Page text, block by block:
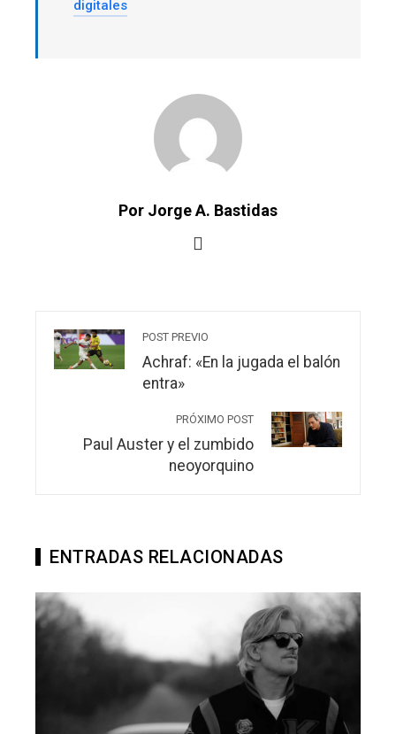
digitales
Por Jorge A. Bastidas
POST PREVIO
Achraf: «En la jugada el balón
entra»
PRÓXIMO POST
Paul Auster y el zumbido
neoyorquino
ENTRADAS RELACIONADAS